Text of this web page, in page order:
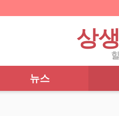
상
뉴스